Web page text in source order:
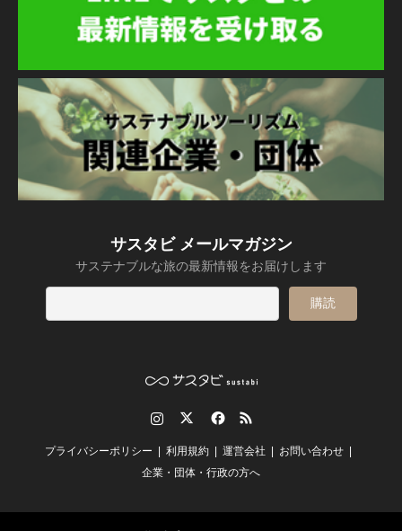
サスタビ メールマガジン
サステナブルな旅の最新情報をお届けします
RSS
プライバシーポリシー 利用規約 運営会社
お問い合わせ
企業・団体・行政の方へ